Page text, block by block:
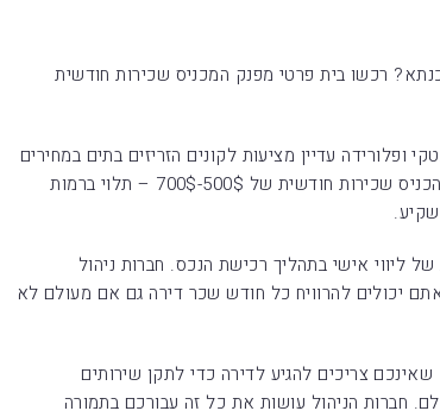
רכשו בית פרטי מפנק המכניס שכירות חודשית
ופלורידה עדיין מציעות לקונים הזריזים בתים במחירים
של עד 200,000 שקלים, שיכולים להכניס שכירות חודשית של 500$-700$ – תלוי ברמות
ליווי אישי בתהליך רכישת הנכס. חברות ניהול
יכולים להרוויח כל חודש שכר דירה גם אם מעולם לא
צריכים להגיע לדירה כדי לתקן שירותים
חברות הניהול עושות את כל זה עבורכם בתמורה